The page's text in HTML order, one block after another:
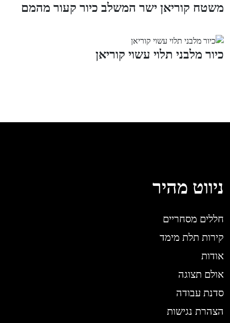
משטח קוריאן ישר המשלב כיור קעור מהמם
כיור מלבני תלוי עשוי קוריאן
ניווט מהיר
חללים מסחריים
קירות תלת מימד
אודות
אולם תצוגה
סדנת עבודה
הצהרת נגישות